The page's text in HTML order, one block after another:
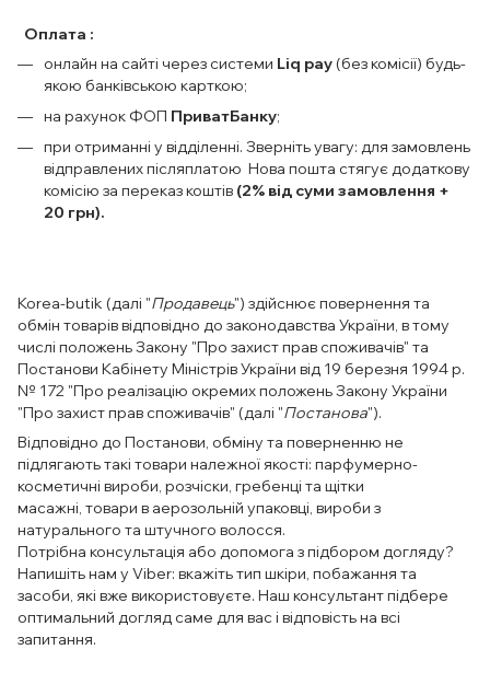
Оплата :
онлайн на сайті через системи Liq pay (без комісії) будь-
якою банківською карткою;
на рахунок ФОП ПриватБанку;
при отриманні у відділенні. Зверніть увагу: для замовлень
відправлених післяплатою Нова пошта стягує додаткову
комісію за переказ коштів (2% від суми замовлення +
20 грн).
Korea-butik (далі "Продавець") здійснює повернення та
обмін товарів відповідно до законодавства України, в тому
числі положень Закону "Про захист прав споживачів" та
Постанови Кабінету Міністрів України від 19 березня 1994 р.
№ 172 "Про реалізацію окремих положень Закону України
"Про захист прав споживачів" (далі "Постанова").
Відповідно до Постанови, обміну та поверненню не
підлягають такі товари належної якості: парфумерно-
косметичні вироби, розчіски, гребенці та щітки
масажні, товари в аерозольній упаковці, вироби з
натурального та штучного волосся.
Потрібна консультація або допомога з підбором догляду?
Напишіть нам у Viber: вкажіть тип шкіри, побажання та
засоби, які вже використовуєте. Наш консультант підбере
оптимальний догляд саме для вас і відповість на всі
запитання.